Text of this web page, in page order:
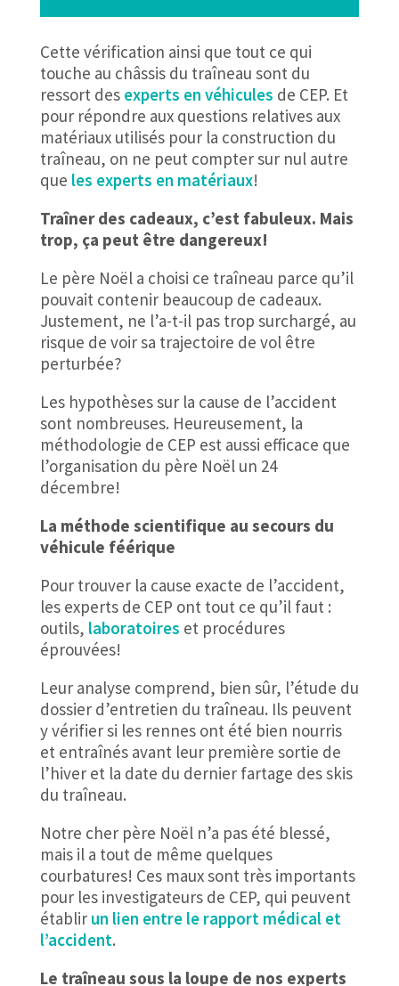
Cette vérification ainsi que tout ce qui
touche au châssis du traîneau sont du
ressort des experts en véhicules de CEP. Et
pour répondre aux questions relatives aux
matériaux utilisés pour la construction du
traîneau, on ne peut compter sur nul autre
que les experts en matériaux!
Traîner des cadeaux, c’est fabuleux. Mais
trop, ça peut être dangereux!
Le père Noël a choisi ce traîneau parce qu’il
pouvait contenir beaucoup de cadeaux.
Justement, ne l’a-t-il pas trop surchargé, au
risque de voir sa trajectoire de vol être
perturbée?
Les hypothèses sur la cause de l’accident
sont nombreuses. Heureusement, la
méthodologie de CEP est aussi efficace que
l’organisation du père Noël un 24
décembre!
La méthode scientifique au secours du
véhicule féérique
Pour trouver la cause exacte de l’accident,
les experts de CEP ont tout ce qu’il faut :
outils, laboratoires et procédures
éprouvées!
Leur analyse comprend, bien sûr, l’étude du
dossier d’entretien du traîneau. Ils peuvent
y vérifier si les rennes ont été bien nourris
et entraînés avant leur première sortie de
l’hiver et la date du dernier fartage des skis
du traîneau.
Notre cher père Noël n’a pas été blessé,
mais il a tout de même quelques
courbatures! Ces maux sont très importants
pour les investigateurs de CEP, qui peuvent
établir un lien entre le rapport médical et
l’accident.
Le traîneau sous la loupe de nos experts